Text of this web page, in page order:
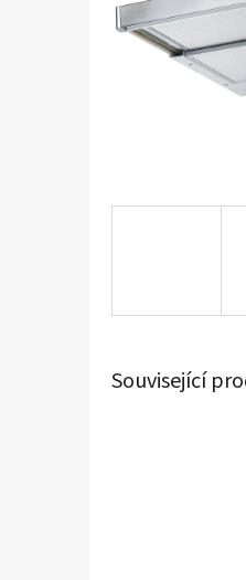
Související